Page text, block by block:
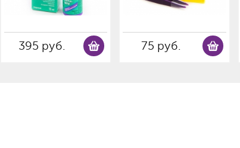
395 руб. 75 руб.